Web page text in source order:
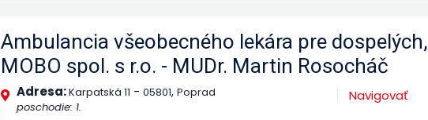
Ambulancia všeobecného lekára pre dospelých,
MOBO spol. s r.o. - MUDr. Martin Rosocháč
Adresa:Karpatská 11 - 05801, Poprad
poschodie: 1.
Navigovať